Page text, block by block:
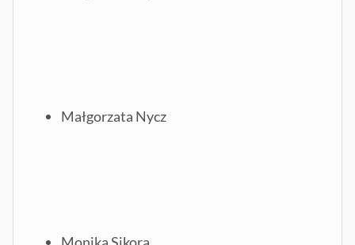
Małgorzata Nycz